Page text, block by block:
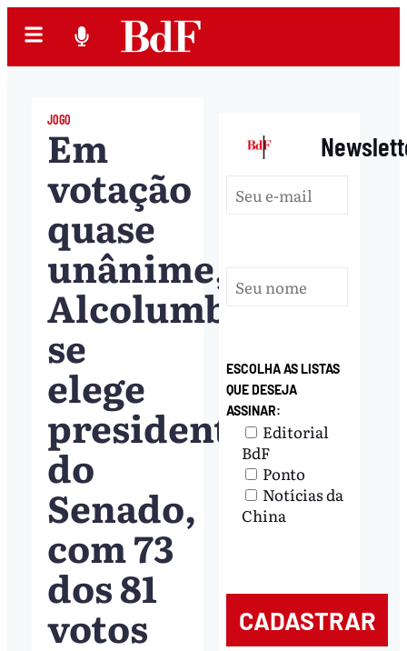
JOGO
Em
votação
quase
unânime,
Alcolumbre
se
elege
presidente
do
Senado,
com 73
dos 81
votos
|
ESCOLHA AS LISTAS
QUE DESEJA
ASSINAR:
Editorial
BdF
Ponto
Notícias da
China